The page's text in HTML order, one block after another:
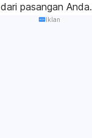
dari pasangan Anda.
Iklan